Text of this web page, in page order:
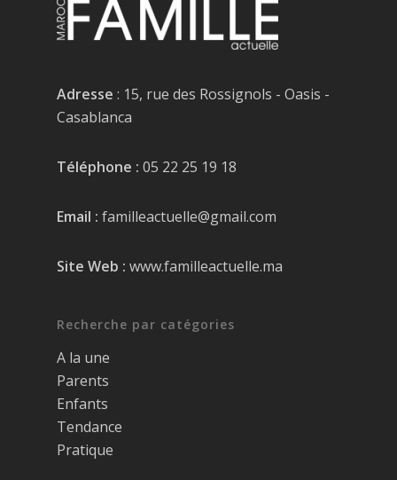
Adresse : 15, rue des Rossignols - Oasis -
Casablanca
Téléphone : 05 22 25 19 18
Email : familleactuelle@gmail.com
Site Web : www.familleactuelle.ma
Recherche par catégories
A la une
Parents
Enfants
Tendance
Pratique